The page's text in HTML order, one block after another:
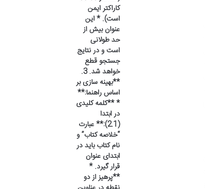
کاراکتر ایمن
است). * این
عنوان بیش از
حد طولانی
است و در نتایج
جستجو قطع
خواهد شد. 3.
**بهینه سازی بر
اساس راهنما:**
* **کلمه کلیدی
در ابتدا
(2.1):** عبارت
“خلاصه کتاب” و
نام کتاب باید در
ابتدای عنوان
قرار گیرد. *
**پرهیز از دو